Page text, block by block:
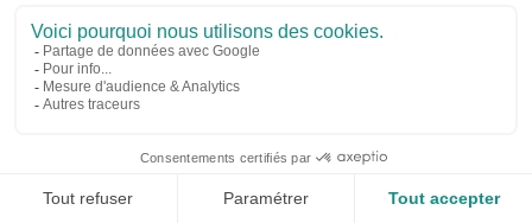
l’auto de Dunkerque. L’objectif : illustrer le concept de
décarbonation, un peu abstrait pour le citoyen lambda,
à travers un produit du quotidien. Composants bas
carbone des véhicules, batteries électriques et leur
recyclage, biocarburants, toute la chaîne de valeur de
Lire la suite de l’article